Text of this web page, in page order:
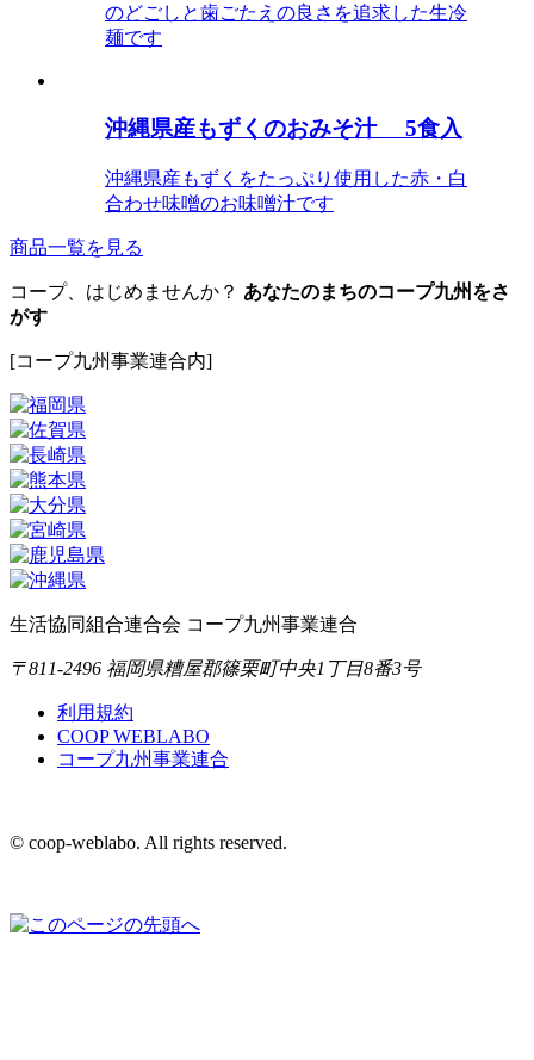
のどごしと歯ごたえの良さを追求した生冷
麺です
沖縄県産もずくのおみそ汁 5食入
沖縄県産もずくをたっぷり使用した赤・白
合わせ味噌のお味噌汁です
商品一覧を見る
コープ、はじめませんか？ あなたのまちのコープ九州をさ
がす
[コープ九州事業連合内]
生活協同組合連合会 コープ九州事業連合
〒811-2496 福岡県糟屋郡篠栗町中央1丁目8番3号
利用規約
COOP WEBLABO
コープ九州事業連合
© coop-weblabo. All rights reserved.